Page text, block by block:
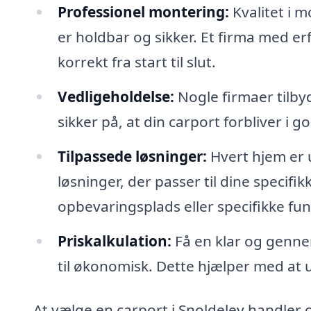
Professionel montering: Kvalitet i
er holdbar og sikker. Et firma med
korrekt fra start til slut.
Vedligeholdelse: Nogle firmaer
sikker på, at din carport forbliver i
Tilpassede løsninger: Hvert hjem
løsninger, der passer til dine
opbevaringsplads eller specifikke
Priskalkulation: Få en klar og
til økonomisk. Dette hjælper med at